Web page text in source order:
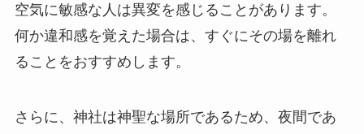
空気に敏感な人は異変を感じることがあります。
何か違和感を覚えた場合は、すぐにその場を離れ
ることをおすすめします。
さらに、神社は神聖な場所であるため、夜間であ